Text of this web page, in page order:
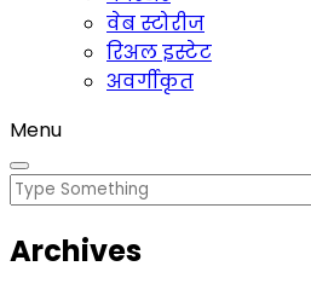
वेब स्टोरीज
रिअल इस्टेट
अवर्गीकृत
Menu
Search
Archives